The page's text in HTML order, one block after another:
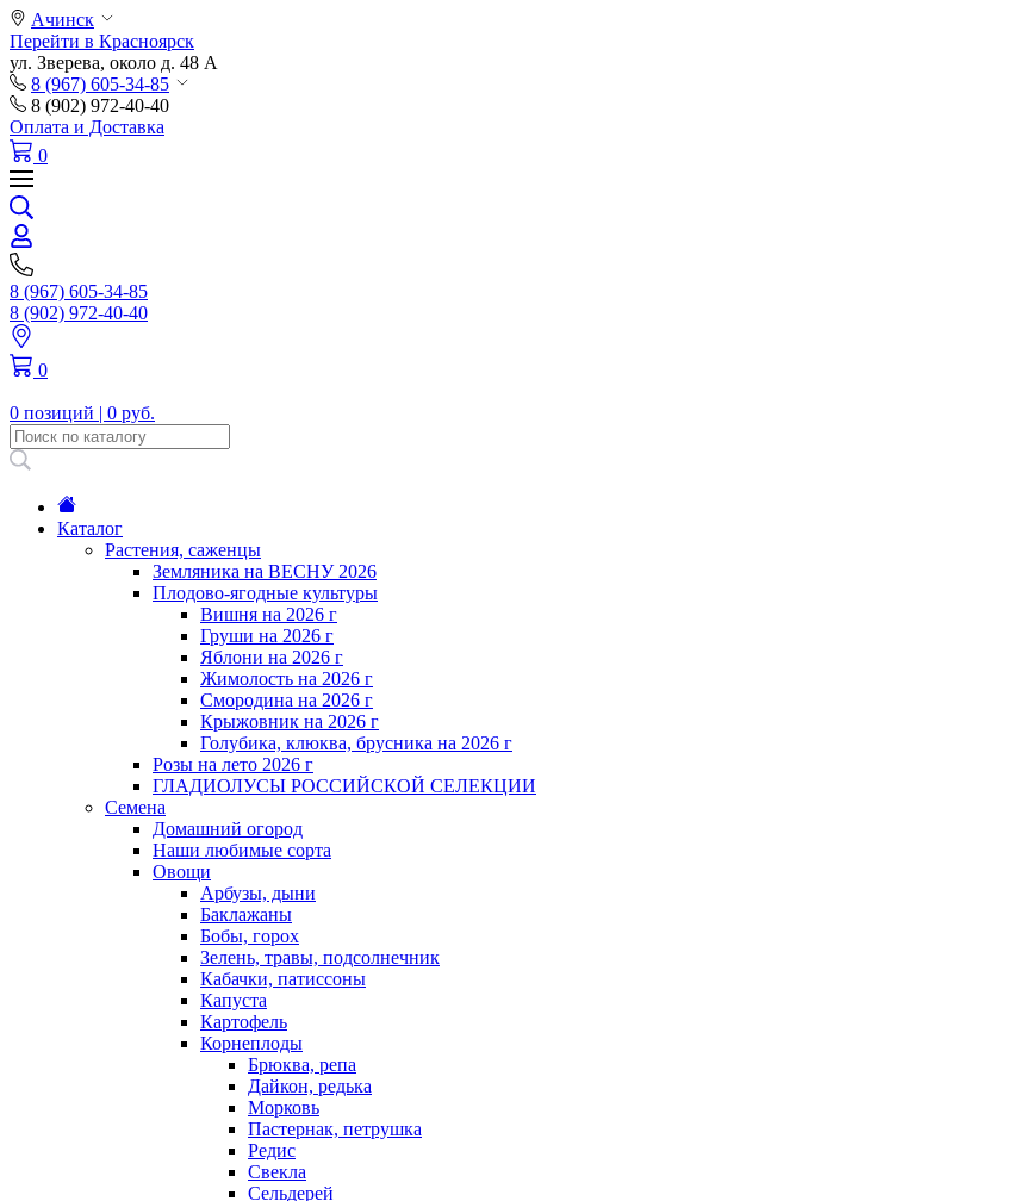
Ачинск
Перейти в Красноярск
ул. Зверева, около д. 48 А
8 (967) 605-34-85
8 (902) 972-40-40
Оплата и Доставка
0
8 (967) 605-34-85
8 (902) 972-40-40
0
0 позиций | 0 руб.
Каталог
Растения, саженцы
Земляника на ВЕСНУ 2026
Плодово-ягодные культуры
Вишня на 2026 г
Груши на 2026 г
Яблони на 2026 г
Жимолость на 2026 г
Смородина на 2026 г
Крыжовник на 2026 г
Голубика, клюква, брусника на 2026 г
Розы на лето 2026 г
ГЛАДИОЛУСЫ РОССИЙСКОЙ СЕЛЕКЦИИ
Семена
Домашний огород
Наши любимые сорта
Овощи
Арбузы, дыни
Баклажаны
Бобы, горох
Зелень, травы, подсолнечник
Кабачки, патиссоны
Капуста
Картофель
Корнеплоды
Брюква, репа
Дайкон, редька
Морковь
Пастернак, петрушка
Редис
Свекла
Сельдерей